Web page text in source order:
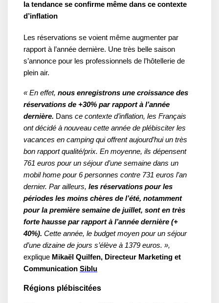
la tendance se confirme même dans ce contexte
d’inflation
Les réservations se voient même augmenter par
rapport à l’année dernière. Une très belle saison
s’annonce pour les professionnels de l’hôtellerie de
plein air.
« En effet, nous enregistrons une croissance des
réservations de +30% par rapport à l’année
dernière. Dans ce contexte d’inflation, les Français
ont décidé à nouveau cette année de plébisciter les
vacances en camping qui offrent aujourd’hui un très
bon rapport qualité/prix. En moyenne, ils dépensent
761 euros pour un séjour d’une semaine dans un
mobil home pour 6 personnes contre 731 euros l’an
dernier. Par ailleurs, les réservations pour les
périodes les moins chères de l’été, notamment
pour la première semaine de juillet, sont en très
forte hausse par rapport à l’année dernière (+
40%). Cette année, le budget moyen pour un séjour
d’une dizaine de jours s’élève à 1379 euros. »,
explique Mikaël Quilfen, Directeur Marketing et
Communication Siblu
Régions plébiscitées